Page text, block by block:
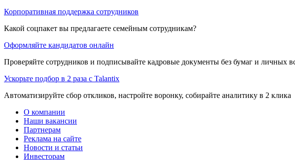
Корпоративная поддержка сотрудников
Какой соцпакет вы предлагаете семейным сотрудникам?
Оформляйте кандидатов онлайн
Проверяйте сотрудников и подписывайте кадровые документы без бумаг и личных
Ускорьте подбор в 2 раза с Talantix
Автоматизируйте сбор откликов, настройте воронку, собирайте аналитику в 2 клика
О компании
Наши вакансии
Партнерам
Реклама на сайте
Новости и статьи
Инвесторам